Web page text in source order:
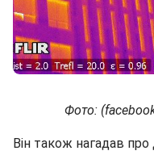
Фото:
Він також нагадав